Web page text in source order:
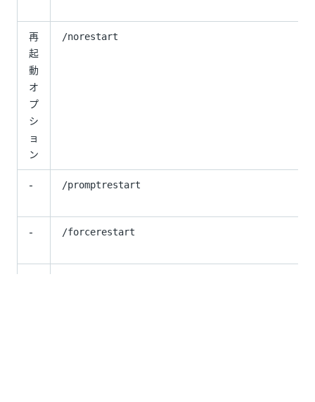
再
起
動
オ
プ
シ
ョ
ン
/norestart
- /promptrestart
- /forcerestart